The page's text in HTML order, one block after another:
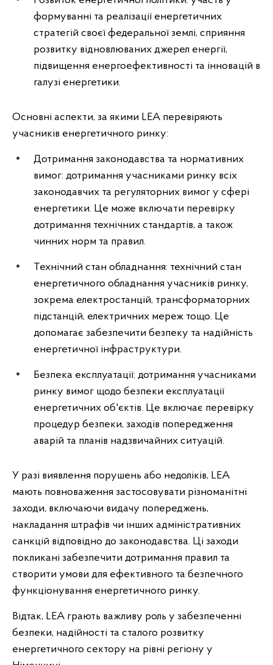
формуванні та реалізації енергетичних
стратегій своєї федеральної землі, сприяння
розвитку відновлюваних джерел енергії,
підвищення енергоефективності та інновацій в
галузі енергетики.
Основні аспекти, за якими LEA перевіряють
учасників енергетичного ринку:
Дотримання законодавства та нормативних
вимог: дотримання учасниками ринку всіх
законодавчих та регуляторних вимог у сфері
енергетики. Це може включати перевірку
дотримання технічних стандартів, а також
чинних норм та правил.
Технічний стан обладнання: технічний стан
енергетичного обладнання учасників ринку,
зокрема електростанцій, трансформаторних
підстанцій, електричних мереж тощо. Це
допомагає забезпечити безпеку та надійність
енергетичної інфраструктури.
Безпека експлуатації: дотримання учасниками
ринку вимог щодо безпеки експлуатації
енергетичних об'єктів. Це включає перевірку
процедур безпеки, заходів попередження
аварій та планів надзвичайних ситуацій.
У разі виявлення порушень або недоліків, LEA
мають повноваження застосовувати різноманітні
заходи, включаючи видачу попереджень,
накладання штрафів чи інших адміністративних
санкцій відповідно до законодавства. Ці заходи
покликані забезпечити дотримання правил та
створити умови для ефективного та безпечного
функціонування енергетичного ринку.
Відтак, LEA грають важливу роль у забезпеченні
безпеки, надійності та сталого розвитку
енергетичного сектору на рівні регіону у